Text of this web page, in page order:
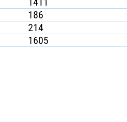
186
214
1605